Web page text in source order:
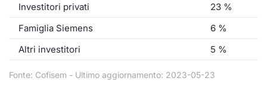
Investitori privati
23 %
Famiglia Siemens
6 %
Altri investitori
5 %
Fonte: Cofisem - Ultimo aggiornamento: 2023-05-23